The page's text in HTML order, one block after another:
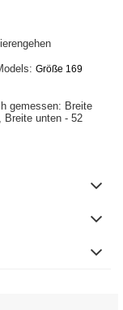
Größe 169
gemessen: Breite
Breite unten - 52